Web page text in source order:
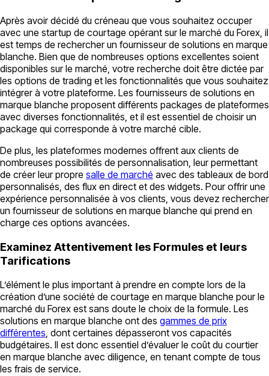
Après avoir décidé du créneau que vous souhaitez occuper
avec une startup de courtage opérant sur le marché du Forex, il
est temps de rechercher un fournisseur de solutions en marque
blanche. Bien que de nombreuses options excellentes soient
disponibles sur le marché, votre recherche doit être dictée par
les options de trading et les fonctionnalités que vous souhaitez
intégrer à votre plateforme. Les fournisseurs de solutions en
marque blanche proposent différents packages de plateformes
avec diverses fonctionnalités, et il est essentiel de choisir un
package qui corresponde à votre marché cible.
De plus, les plateformes modernes offrent aux clients de
nombreuses possibilités de personnalisation, leur permettant
de créer leur propre salle de marché avec des tableaux de bord
personnalisés, des flux en direct et des widgets. Pour offrir une
expérience personnalisée à vos clients, vous devez rechercher
un fournisseur de solutions en marque blanche qui prend en
charge ces options avancées.
Examinez Attentivement les Formules et leurs
Tarifications
L’élément le plus important à prendre en compte lors de la
création d’une société de courtage en marque blanche pour le
marché du Forex est sans doute le choix de la formule. Les
solutions en marque blanche ont des gammes de prix
différentes, dont certaines dépasseront vos capacités
budgétaires. Il est donc essentiel d’évaluer le coût du courtier
en marque blanche avec diligence, en tenant compte de tous
les frais de service.